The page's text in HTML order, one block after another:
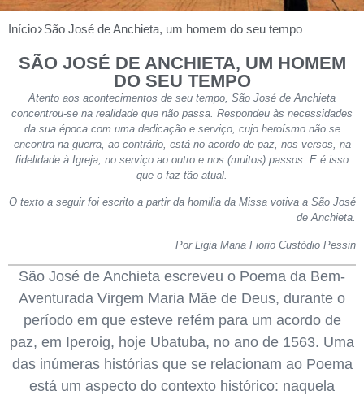
Início São José de Anchieta, um homem do seu tempo
SÃO JOSÉ DE ANCHIETA, UM HOMEM
DO SEU TEMPO
Atento aos acontecimentos de seu tempo, São José de Anchieta
concentrou-se na realidade que não passa. Respondeu às necessidades
da sua época com uma dedicação e serviço, cujo heroísmo não se
encontra na guerra, ao contrário, está no acordo de paz, nos versos, na
fidelidade à Igreja, no serviço ao outro e nos (muitos) passos. E é isso
que o faz tão atual.
O texto a seguir foi escrito a partir da homilia da Missa votiva a São José
de Anchieta.
Por Ligia Maria Fiorio Custódio Pessin
São José de Anchieta escreveu o Poema da Bem-
Aventurada Virgem Maria Mãe de Deus, durante o
período em que esteve refém para um acordo de
paz, em Iperoig, hoje Ubatuba, no ano de 1563. Uma
das inúmeras histórias que se relacionam ao Poema
está um aspecto do contexto histórico: naquela